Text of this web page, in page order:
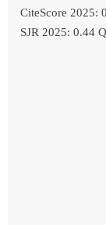
CiteScore 2025:
SJR 2025: 0.44